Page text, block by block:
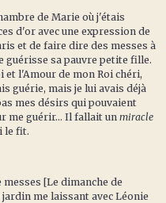
de Marie où j'étais
d'or avec une expression de
et de faire dire des messes à
guérisse sa pauvre petite fille.
et l'Amour de mon Roi chéri,
guérie, mais je lui avais déjà
mes désirs qui pouvaient
me guérir... Il fallait un miracle
le fit.
[Le dimanche de
me laissant avec Léonie